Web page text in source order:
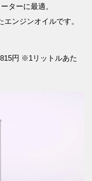
ターに最適。
ンジンオイルです。
円 ※1リットルあた